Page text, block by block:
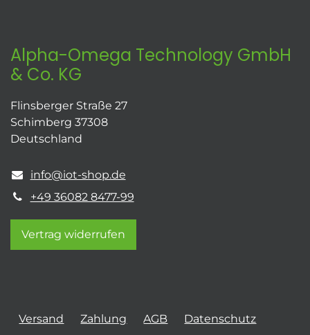
Alpha-Omega Technology GmbH
& Co. KG
Flinsberger Straße 27
Schimberg 37308
Deutschland
info@iot-shop.de
+49 36082 8477-99
Vertrag widerrufen
Versand Zahlung AGB Datenschutz